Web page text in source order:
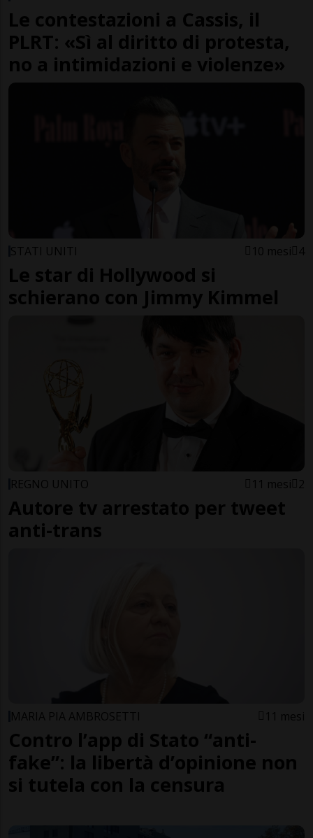
Le contestazioni a Cassis, il
PLRT: «Sì al diritto di protesta,
no a intimidazioni e violenze»
STATI UNITI 10 mesi 4
Le star di Hollywood si
schierano con Jimmy Kimmel
REGNO UNITO 11 mesi 2
Autore tv arrestato per tweet
anti-trans
MARIA PIA AMBROSETTI 11 mesi
Contro l’app di Stato “anti-
fake”: la libertà d’opinione non
si tutela con la censura